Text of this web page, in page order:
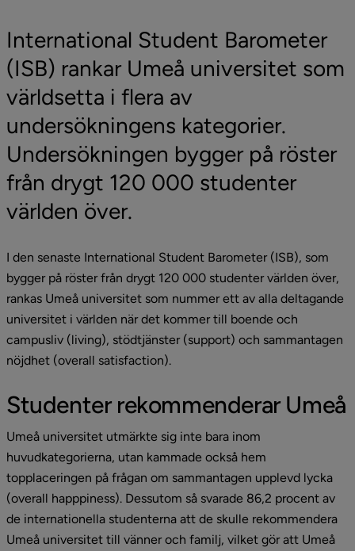
International Student Barometer
(ISB) rankar Umeå universitet som
världsetta i flera av
undersökningens kategorier.
Undersökningen bygger på röster
från drygt 120 000 studenter
världen över.
I den senaste International Student Barometer (ISB), som
bygger på röster från drygt 120 000 studenter världen över,
rankas Umeå universitet som nummer ett av alla deltagande
universitet i världen när det kommer till boende och
campusliv (living), stödtjänster (support) och sammantagen
nöjdhet (overall satisfaction).
Studenter rekommenderar Umeå
Umeå universitet utmärkte sig inte bara inom
huvudkategorierna, utan kammade också hem
topplaceringen på frågan om sammantagen upplevd lycka
(overall happpiness). Dessutom så svarade 86,2 procent av
de internationella studenterna att de skulle rekommendera
Umeå universitet till vänner och familj, vilket gör att Umeå